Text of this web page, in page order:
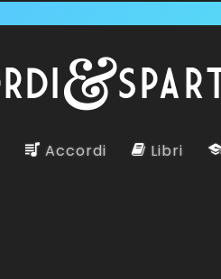
Accordi Libri